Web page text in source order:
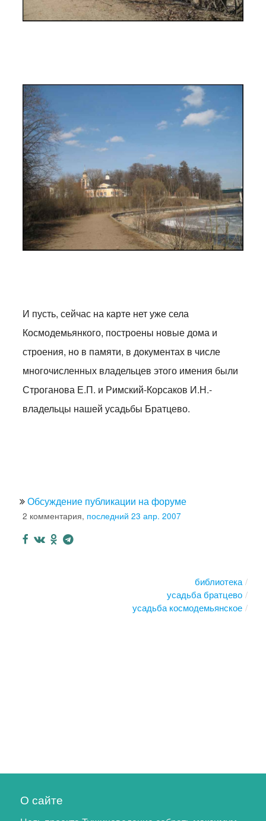
И пусть, сейчас на карте нет уже села
Космодемьянкого, построены новые дома и
строения, но в памяти, в документах в числе
многочисленных владельцев этого имения были
Строганова Е.П. и Римский-Корсаков И.Н.-
владельцы нашей усадьбы Братцево.
Обсуждение публикации на форуме
2 комментария, последний 23 апр. 2007
библиотека
усадьба братцево
усадьба космодемьянское
О сайте